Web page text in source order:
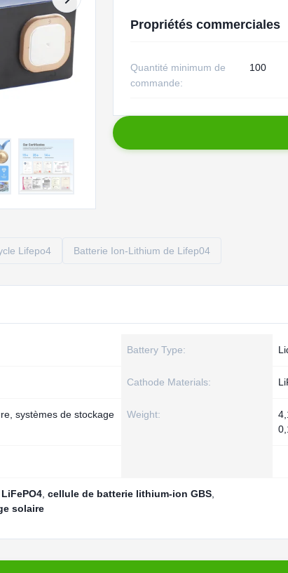
Propriétés commerciales
Quantité minimum de
commande:
100
Lifepo4 Batterie Ion-Lithium de Lifep04
Battery Type:
Cathode Materials:
systèmes de stockage
Weight:
cellule de batterie lithium-ion GBS
solaire